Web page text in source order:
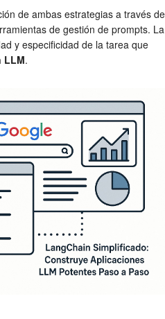
de ambas estrategias a través de
de gestión de prompts. La
y especificidad de la tarea que
LLM.